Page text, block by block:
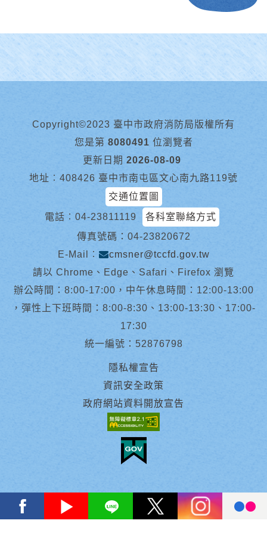
Copyright©2023 臺中市政府消防局版權所有
您是第 8080491 位瀏覽者
更新日期 2026-08-09
地址︰408426 臺中市南屯區文心南九路119號
交通位置圖
電話︰ 04-23811119
各科室聯絡方式
傳真號碼：04-23820672
E-Mail︰
cmsner@tccfd.gov.tw
請以 Chrome、Edge、Safari、Firefox 瀏覽
辦公時間：8:00-17:00，中午休息時間：12:00-13:00
，彈性上下班時間：8:00-8:30、13:00-13:30、17:00-
17:30
統一編號：52876798
隱私權宣告
資訊安全政策
政府網站資料開放宣告
facebook youtube Line X instagram